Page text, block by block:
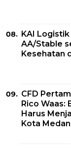
KAI
AA/Stable
Kesehatan
CFD
Rico Waas:
Harus
Kota Medan